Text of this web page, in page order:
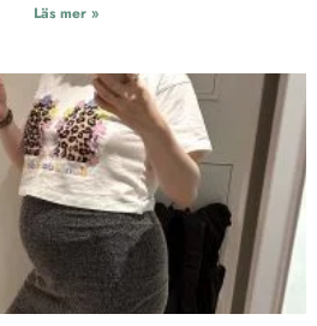
Läs mer »